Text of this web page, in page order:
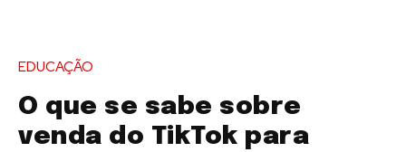
EDUCAÇÃO
O que se sabe sobre
venda do TikTok para